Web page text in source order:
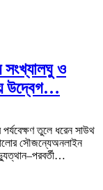
সংখ্যালঘু ও
উদ্বেগ…
তুলে ধরেন সাউথ
আলোর সৌজন্যেঅনলাইন
…